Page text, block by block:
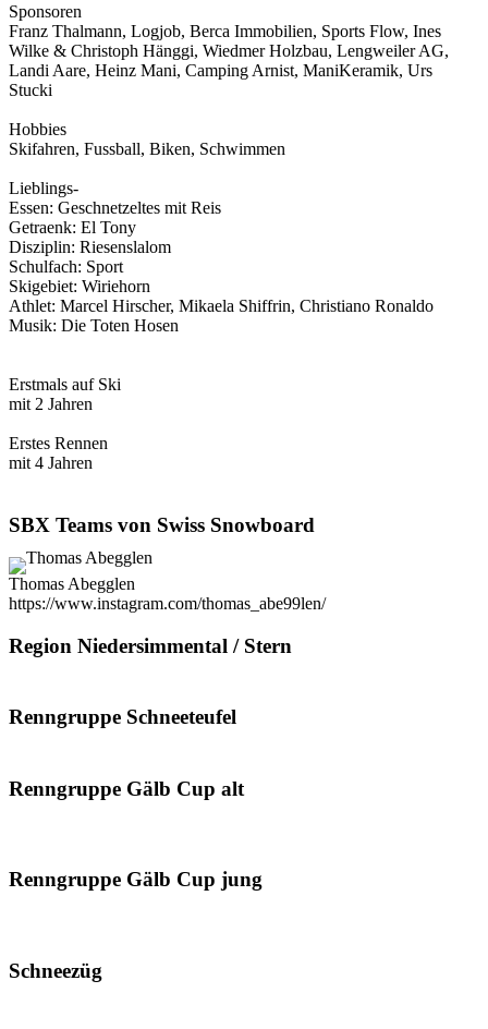
Sponsoren
Franz Thalmann, Logjob, Berca Immobilien, Sports Flow, Ines
Wilke & Christoph Hänggi, Wiedmer Holzbau, Lengweiler AG,
Landi Aare, Heinz Mani, Camping Arnist, ManiKeramik, Urs
Stucki
Hobbies
Skifahren, Fussball, Biken, Schwimmen
Lieblings-
Essen: Geschnetzeltes mit Reis
Getraenk: El Tony
Disziplin: Riesenslalom
Schulfach: Sport
Skigebiet: Wiriehorn
Athlet: Marcel Hirscher, Mikaela Shiffrin, Christiano Ronaldo
Musik: Die Toten Hosen
Erstmals auf Ski
mit 2 Jahren
Erstes Rennen
mit 4 Jahren
SBX Teams von Swiss Snowboard
Thomas Abegglen
https://www.instagram.com/thomas_abe99len/
Region Niedersimmental / Stern
Renngruppe Schneeteufel
Renngruppe Gälb Cup alt
Renngruppe Gälb Cup jung
Schneezüg